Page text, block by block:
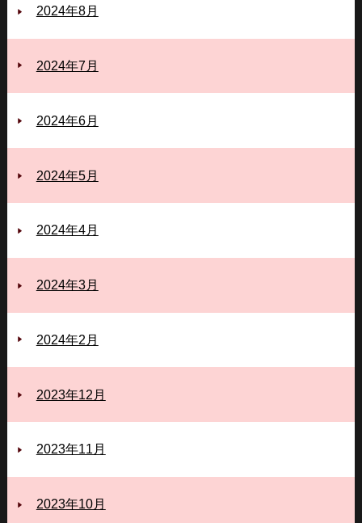
2024年8月
2024年7月
2024年6月
2024年5月
2024年4月
2024年3月
2024年2月
2023年12月
2023年11月
2023年10月